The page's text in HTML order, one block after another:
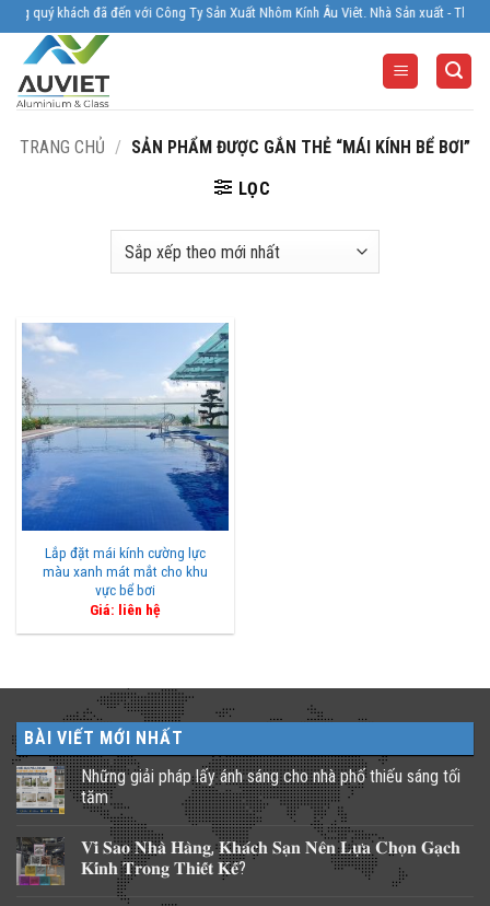
Skip
to
content
quý khách đã đến với Công Ty Sản Xuất Nhôm Kính Âu Viêt. Nhà Sản xuất - Thi
TRANG CHỦ / SẢN PHẨM ĐƯỢC GẮN THẺ “MÁI KÍNH BỂ BƠI”
LỌC
Lắp đặt mái kính cường lực
màu xanh mát mắt cho khu
vực bể bơi
Giá: liên hệ
BÀI VIẾT MỚI NHẤT
Những giải pháp lấy ánh sáng cho nhà phố thiếu sáng tối
tăm
Không
bình
luận
ở
𝐕𝐢̀ 𝐒𝐚𝐨 𝐍𝐡𝐚̀ 𝐇𝐚̀𝐧𝐠, 𝐊𝐡𝐚́𝐜𝐡 𝐒𝐚̣𝐧 𝐍𝐞̂𝐧 𝐋𝐮̛̣𝐚 𝐂𝐡𝐨̣𝐧 𝐆𝐚̣𝐜𝐡
𝐊𝐢́𝐧𝐡 𝐓𝐫𝐨𝐧𝐠 𝐓𝐡𝐢𝐞̂́𝐭 𝐊𝐞̂́?